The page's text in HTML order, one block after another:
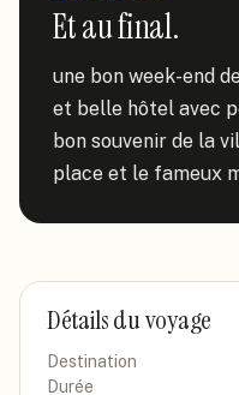
Et au final.
une bon week-end
et belle hôtel avec
bon souvenir de la
place et le fameux
Détails du voyage
Destination
Durée